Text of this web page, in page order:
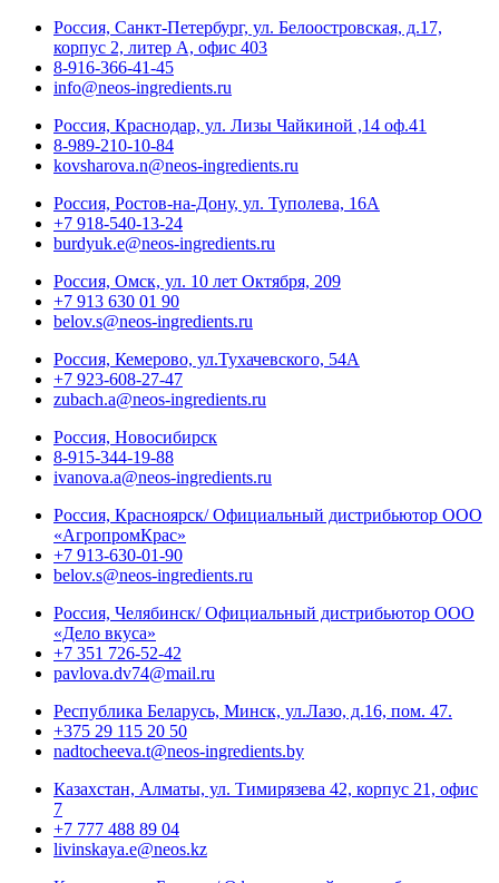
Россия, Санкт-Петербург, ул. Белоостровская, д.17,
корпус 2, литер А, офис 403
8-916-366-41-45
info@neos-ingredients.ru
Россия, Краснодар, ул. Лизы Чайкиной ,14 оф.41
8-989-210-10-84
kovsharova.n@neos-ingredients.ru
Россия, Ростов-на-Дону, ул. Туполева, 16А
+7 918-540-13-24
burdyuk.e@neos-ingredients.ru
Россия, Омск, ул. 10 лет Октября, 209
+7 913 630 01 90
belov.s@neos-ingredients.ru
Россия, Кемерово, ул.Тухачевского, 54А
+7 923-608-27-47
zubach.a@neos-ingredients.ru
Россия, Новосибирск
8-915-344-19-88
ivanova.a@neos-ingredients.ru
Россия, Красноярск/ Официальный дистрибьютор ООО
«АгропромКрас»
+7 913-630-01-90
belov.s@neos-ingredients.ru
Россия, Челябинск/ Официальный дистрибьютор ООО
«Дело вкуса»
+7 351 726-52-42
pavlova.dv74@mail.ru
Республика Беларусь, Минск, ул.Лазо, д.16, пом. 47.
+375 29 115 20 50
nadtocheeva.t@neos-ingredients.by
Казахстан, Алматы, ул. Тимирязева 42, корпус 21, офис
7
+7 777 488 89 04
livinskaya.e@neos.kz